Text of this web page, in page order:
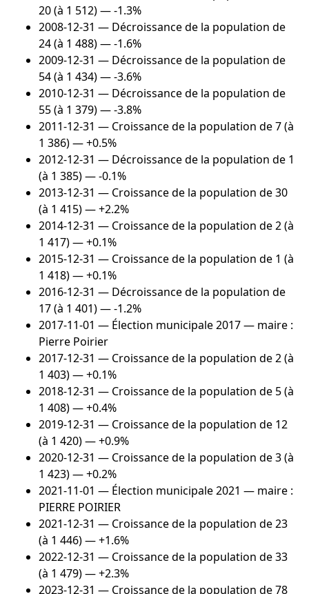
20 (à 1 512) — -1.3%
2008-12-31 — Décroissance de la population de
24 (à 1 488) — -1.6%
2009-12-31 — Décroissance de la population de
54 (à 1 434) — -3.6%
2010-12-31 — Décroissance de la population de
55 (à 1 379) — -3.8%
2011-12-31 — Croissance de la population de 7 (à
1 386) — +0.5%
2012-12-31 — Décroissance de la population de 1
(à 1 385) — -0.1%
2013-12-31 — Croissance de la population de 30
(à 1 415) — +2.2%
2014-12-31 — Croissance de la population de 2 (à
1 417) — +0.1%
2015-12-31 — Croissance de la population de 1 (à
1 418) — +0.1%
2016-12-31 — Décroissance de la population de
17 (à 1 401) — -1.2%
2017-11-01 — Élection municipale 2017 — maire :
Pierre Poirier
2017-12-31 — Croissance de la population de 2 (à
1 403) — +0.1%
2018-12-31 — Croissance de la population de 5 (à
1 408) — +0.4%
2019-12-31 — Croissance de la population de 12
(à 1 420) — +0.9%
2020-12-31 — Croissance de la population de 3 (à
1 423) — +0.2%
2021-11-01 — Élection municipale 2021 — maire :
PIERRE POIRIER
2021-12-31 — Croissance de la population de 23
(à 1 446) — +1.6%
2022-12-31 — Croissance de la population de 33
(à 1 479) — +2.3%
2023-12-31 — Croissance de la population de 78